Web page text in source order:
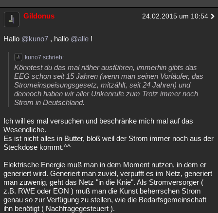
Gildonus 24.02.2015 um 10:54
Hallo @kuno7 , hallo @alle !
kuno7 schrieb:
Könntest du das mal näher ausführen, immerhin gibts das
EEG schon seit 15 Jahren (wenn man seinen Vorläufer, das
Stromeinspeisungsgesetz, mitzählt, seit 24 Jahren) und
dennoch haben wir aller Unkenrufe zum Trotz immer noch
Strom in Deutschland.
Ich will es mal versuchen und beschränke mich mal auf das
Wesendliche.
Es ist nicht alles in Butter, bloß weil der Strom immer noch aus der
Steckdose kommt.^^
Elektrische Energie muß man in dem Moment nutzen, in dem er
generiert wird. Generiert man zuviel, verpufft es im Netz, generiert
man zuwenig, geht das Netz "in die Knie". Als Stromversorger (
z.B. RWE oder EON ) muß man die Kunst beherrschen Strom
genau so zur Verfügung zu stellen, wie die Bedarfsgemeinschaft
ihn benötigt ( Nachfragegesteuert ).